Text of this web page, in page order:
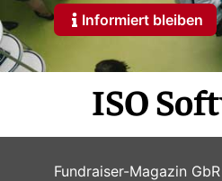
Informiert bleiben
ISO
Fundraiser-Magazin GbR